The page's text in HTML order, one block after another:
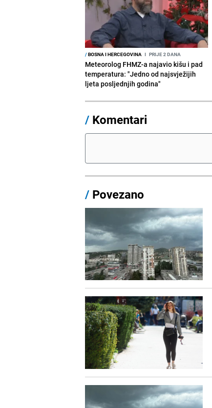
/BOSNA I HERCEGOVINA I PRIJE 2 DANA
Meteorolog FHMZ-a najavio kišu i pad
temperatura: "Jedno od najsvježijih
ljeta posljednjih godina"
/ Komentari
/ Povezano